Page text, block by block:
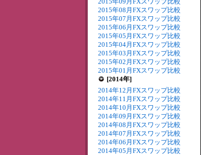
2015年08月FXスワップ比較
2015年07月FXスワップ比較
2015年06月FXスワップ比較
2015年05月FXスワップ比較
2015年04月FXスワップ比較
2015年03月FXスワップ比較
2015年02月FXスワップ比較
2015年01月FXスワップ比較
[2014年]
2014年12月FXスワップ比較
2014年11月FXスワップ比較
2014年10月FXスワップ比較
2014年09月FXスワップ比較
2014年08月FXスワップ比較
2014年07月FXスワップ比較
2014年06月FXスワップ比較
2014年05月FXスワップ比較